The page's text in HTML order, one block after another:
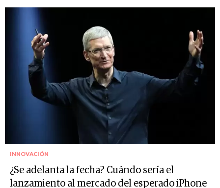
INNOVACIÓN
¿Se adelanta la fecha? Cuándo sería el
lanzamiento al mercado del esperado iPhone